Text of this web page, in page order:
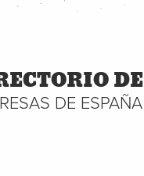
DE
DE ESPAÑA